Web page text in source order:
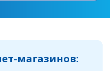
магазинов: